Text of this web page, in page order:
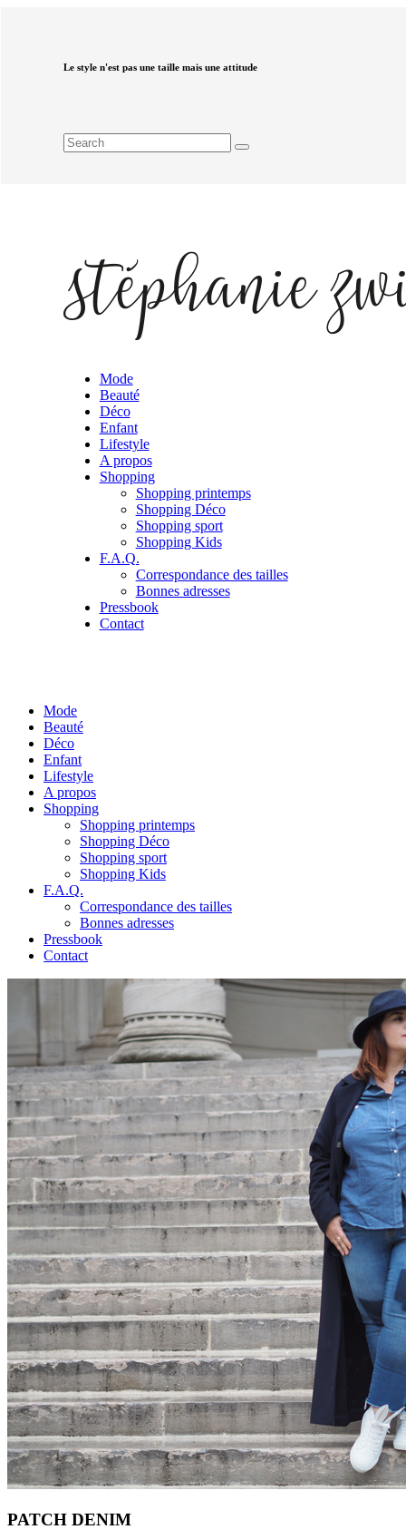
Le style n'est pas une taille mais une attitude
Mode
Beauté
Déco
Enfant
Lifestyle
A propos
Shopping
Shopping printemps
Shopping Déco
Shopping sport
Shopping Kids
F.A.Q.
Correspondance des tailles
Bonnes adresses
Pressbook
Contact
Mode
Beauté
Déco
Enfant
Lifestyle
A propos
Shopping
Shopping printemps
Shopping Déco
Shopping sport
Shopping Kids
F.A.Q.
Correspondance des tailles
Bonnes adresses
Pressbook
Contact
PATCH DENIM